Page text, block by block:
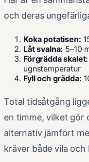
och deras
Koka potatisen:
Låt svalna: 5–10
Förgrädda skalet:
ugnstemperatur
Fyll och grädda:
Total tidsåtgång
en timme, vilket gör
alternativ jämfört
kräver både vila och